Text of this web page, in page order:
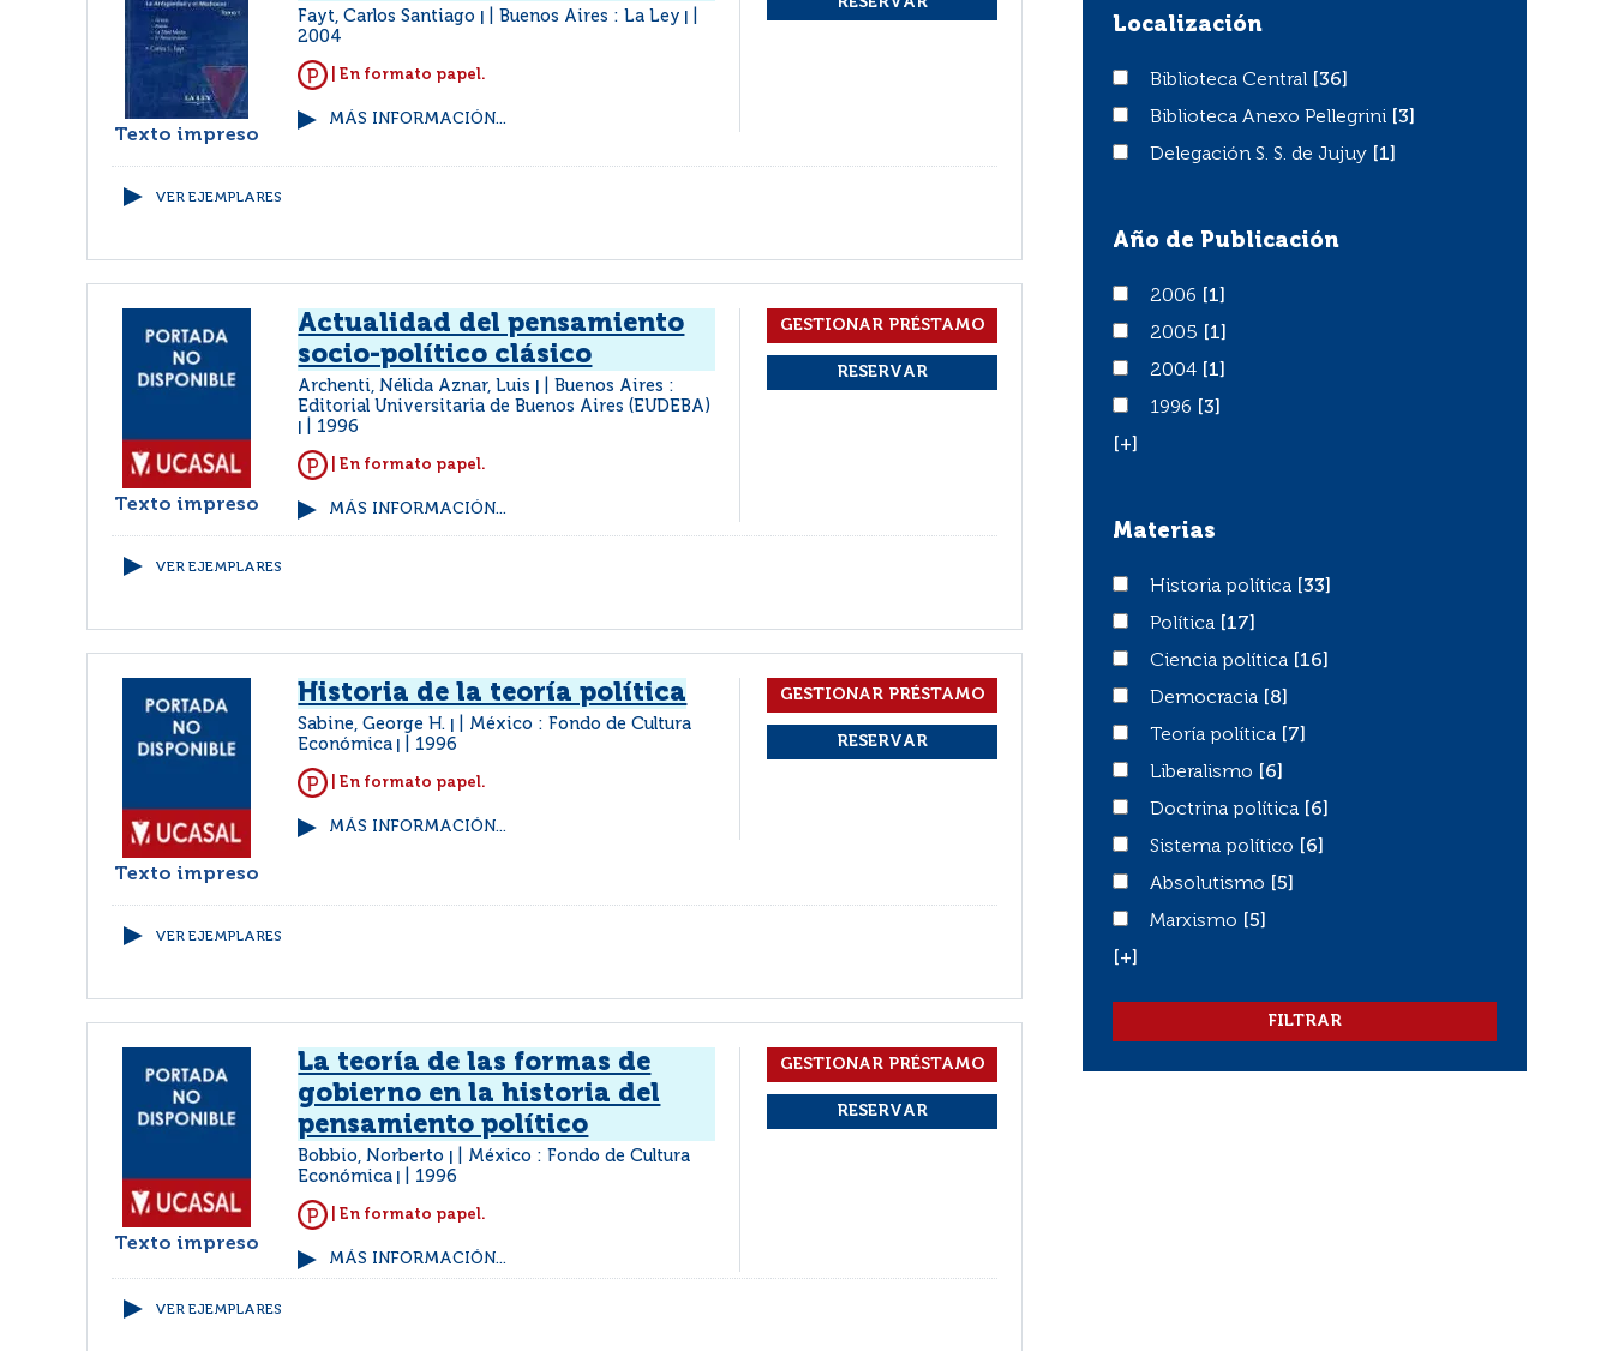
Texto impreso
Fayt, Carlos Santiago Buenos Aires : La Ley
2004
| En formato papel.
MÁS INFORMACIÓN...
VER EJEMPLARES
Texto impreso
Actualidad del pensamiento
socio-político clásico
Archenti, Nélida Aznar, Luis
Buenos Aires :
Editorial Universitaria de Buenos Aires (EUDEBA)
1996
| En formato papel.
MÁS INFORMACIÓN...
VER EJEMPLARES
Texto impreso
Historia de la teoría política
Sabine, George H.
México : Fondo de Cultura
Económica
1996
| En formato papel.
MÁS INFORMACIÓN...
VER EJEMPLARES
Texto impreso
La teoría de las formas de
gobierno en la historia del
pensamiento político
Bobbio, Norberto
México : Fondo de Cultura
Económica
1996
| En formato papel.
MÁS INFORMACIÓN...
VER EJEMPLARES
Localización
Biblioteca Central
Biblioteca Central
[36]
Biblioteca Anexo Pellegrini
Biblioteca Anexo Pellegrini
[3]
Delegación S. S. de Jujuy
Delegación S. S. de Jujuy [1]
Año de Publicación
20062006
[1]
20052005
[1]
20042004
[1]
19961996
[3]
[+]
Materias
Historia política
Historia política
[33]
PolíticaPolítica
[17]
Ciencia política
Ciencia política
[16]
Democracia
Democracia
[8]
Teoría política
Teoría política
[7]
Liberalismo
Liberalismo
[6]
Doctrina política
Doctrina política
[6]
Sistema político
Sistema político
[6]
Absolutismo
Absolutismo
[5]
Marxismo
Marxismo
[5]
[+]